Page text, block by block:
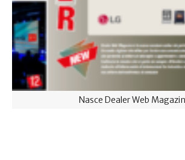
Nasce Dealer Web